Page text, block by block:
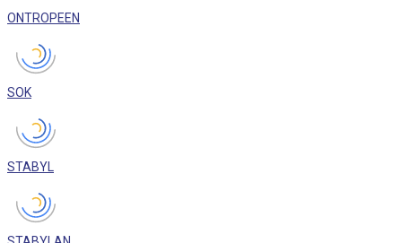
ONTROPEEN
SOK
STABYL